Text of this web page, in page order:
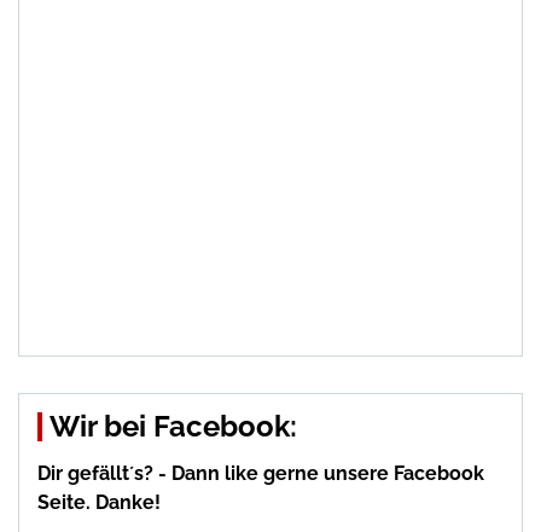
Wir bei Facebook:
Dir gefällt´s? - Dann like gerne unsere Facebook
Seite. Danke!